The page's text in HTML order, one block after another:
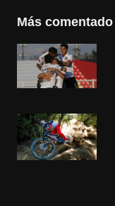
Más comentado